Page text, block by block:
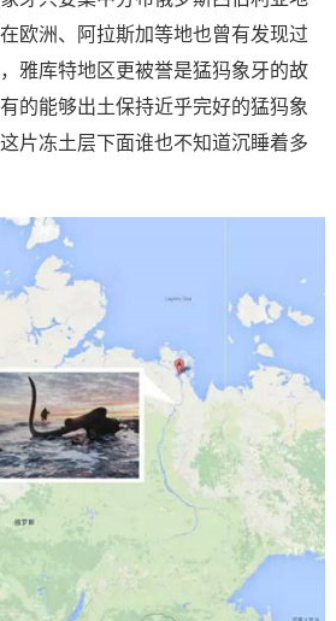
欧洲、阿拉斯加等地也曾有发现过
雅库特地区更被誉是猛犸象牙的故
的能够出土保持近乎完好的猛犸象
片冻土层下面谁也不知道沉睡着多